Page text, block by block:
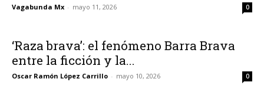
Vagabunda Mx - mayo 11, 2026 0
‘Raza brava’: el fenómeno Barra Brava
entre la ficción y la...
Oscar Ramón López Carrillo - mayo 10, 2026 0